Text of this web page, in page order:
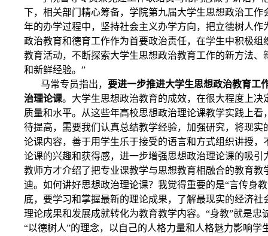
下，相关部门精心筹备，学院第九届大学生思想政治工作
年的办学过程中，坚持社会主义办学方向，把立德树人作
政治教育和德育工作作为首要政治责任，在学生中积极组
教育活动，不断探索大学生思想政治教育工作的新方法、
和新鲜经验。”
马常专员指出， 要进一步推进大学生思想政治教育工
治理论课。大学生思想政治教育的成效，在很大程度上决
质量和水平。从这些年高校思想政治理论课教学实践上看
待提高，需要我们认真总结教学经验，加强研究，将现实
论课内容，善于用学生乐于接受的语言和方式组织讲授，
论课的兴趣和获得感，进一步增强思想政治理论课的吸引
教师方才介绍了把专业课教学与思想教育相融合的教育教
迪。如何讲好思想政治理论课？我觉得重要的是“言传身
底，要学习和掌握最新的理论成果，了解最现实的经济社
理论成果和发展成就转化为教育教学内容。“身教”就是忠
“以德树人”的理念，以自己的人格力量和人格魅力影响学